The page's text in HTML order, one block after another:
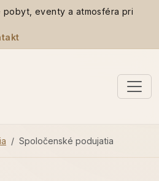
pobyt, eventy a atmosféra pri
Spoločenské podujatia